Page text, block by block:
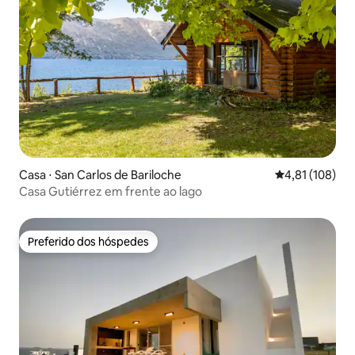
Casa ⋅ San Carlos de Bariloche 4,81 de uma
4,81 (108)
Casa Gutiérrez em frente ao lago
Preferido dos hóspedes
Preferido dos hóspedes